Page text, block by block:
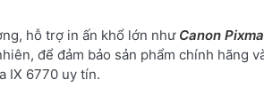
hỗ trợ in ấn khổ lớn nhưCanon
để đảm bảo sản phẩm chính hãng
IX 6770 uy tín.